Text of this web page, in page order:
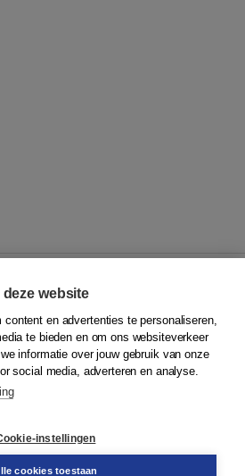
website
en advertenties te personaliseren,
te bieden en om ons websiteverkeer
informatie over jouw gebruik van onze
social media, adverteren en analyse.
instellingen
cookies toestaan